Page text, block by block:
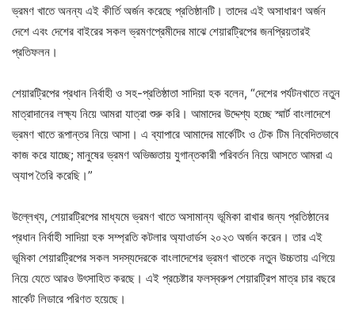
ভ্রমণ খাতে অনন্য এই কীর্তি অর্জন করেছে প্রতিষ্ঠানটি। তাদের এই অসাধারণ অর্জন
দেশে এবং দেশের বাইরের সকল ভ্রমণপ্রেমীদের মাঝে শেয়ারট্রিপের জনপ্রিয়তারই
প্রতিফলন।
শেয়ারট্রিপের প্রধান নির্বাহী ও সহ-প্রতিষ্ঠাতা সাদিয়া হক বলেন, “দেশের পর্যটনখাতে নতুন
মাত্রাদানের লক্ষ্য নিয়ে আমরা যাত্রা শুরু করি। আমাদের উদ্দেশ্য হচ্ছে স্মার্ট বাংলাদেশে
ভ্রমণ খাতে রূপান্তর নিয়ে আসা। এ ব্যাপারে আমাদের মার্কেটিং ও টেক টিম নিবেদিতভাবে
কাজ করে যাচ্ছে; মানুষের ভ্রমণ অভিজ্ঞতায় যুগান্তকারী পরিবর্তন নিয়ে আসতে আমরা এ
অ্যাপ তৈরি করেছি।”
উল্লেখ্য, শেয়ারট্রিপের মাধ্যমে ভ্রমণ খাতে অসামান্য ভূমিকা রাখার জন্য প্রতিষ্ঠানের
প্রধান নির্বাহী সাদিয়া হক সম্প্রতি কটলার অ্যাওার্ডস ২০২৩ অর্জন করেন। তার এই
ভূমিকা শেয়ারট্রিপের সকল সদস্যদেরকে বাংলাদেশের ভ্রমণ খাতকে নতুন উচ্চতায় এগিয়ে
নিয়ে যেতে আরও উৎসাহিত করছে। এই প্রচেষ্টার ফলস্বরুপ শেয়ারট্রিপ মাত্র চার বছরে
মার্কেট লিডারে পরিণত হয়েছে।